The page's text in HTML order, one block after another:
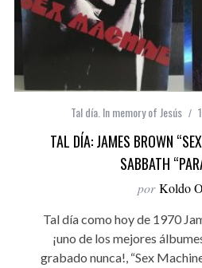
Tal día. In memory of Jesús
TAL DÍA: JAMES BROWN
SABBATH
por Koldo
Tal día como hoy de 1970
¡uno de los mejores
grabado nunca!, “Sex